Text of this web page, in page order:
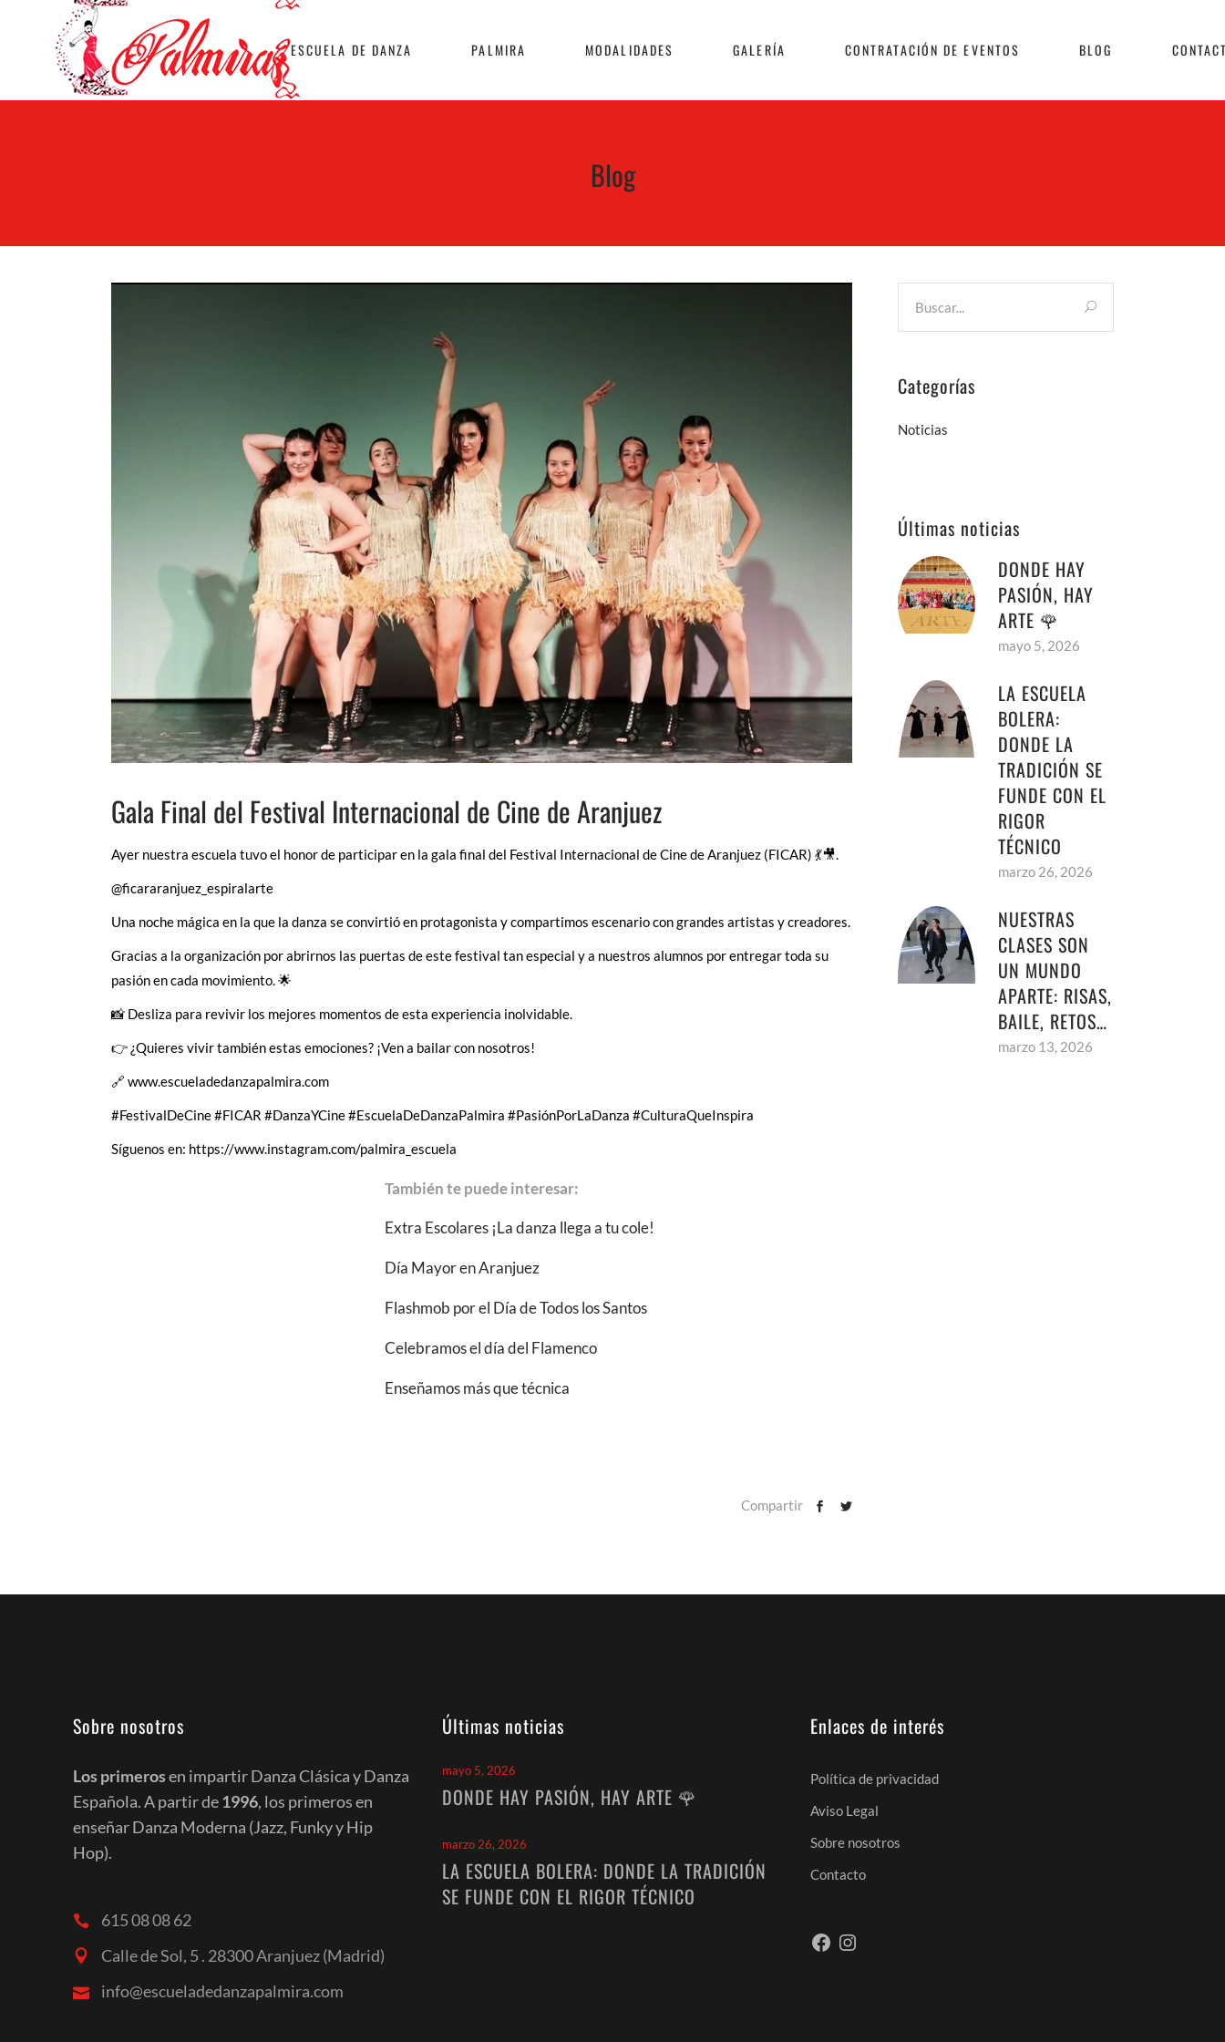
ESCUELA DE DANZA PALMIRA MODALIDADES GALERÍA CONTRATACIÓN DE EVENTOS BLOG
Blog
Gala Final del Festival Internacional de Cine de Aranjuez
Ayer nuestra escuela tuvo el honor de participar en la gala final del Festival Internacional de Cine de Aranjuez (FICAR) 💃🎥.
@ficararanjuez_espiralarte
Una noche mágica en la que la danza se convirtió en protagonista y compartimos escenario con grandes artistas y creadores.
Gracias a la organización por abrirnos las puertas de este festival tan especial y a nuestros alumnos por entregar toda su
pasión en cada movimiento. 🌟
📸 Desliza para revivir los mejores momentos de esta experiencia inolvidable.
👉 ¿Quieres vivir también estas emociones? ¡Ven a bailar con nosotros!
🔗 www.escueladedanzapalmira.com
#FestivalDeCine#FICAR #DanzaYCine#EscuelaDeDanzaPalmira #PasiónPorLaDanza #CulturaQueInspira
Síguenos en: https://www.instagram.com/palmira_escuela
También te puede interesar:
Extra Escolares ¡La danza llega a tu cole!
Día Mayor en Aranjuez
Flashmob por el Día de Todos los Santos
Celebramos el día del Flamenco
Enseñamos más que técnica
Compartir
Categorías
Noticias
Últimas noticias
DONDE HAY
PASIÓN, HAY
ARTE 🌹
mayo 5, 2026
LA ESCUELA
BOLERA:
DONDE LA
TRADICIÓN SE
FUNDE CON EL
RIGOR
TÉCNICO
marzo 26, 2026
NUESTRAS
CLASES SON
UN MUNDO
APARTE: RISAS,
BAILE, RETOS…
marzo 13, 2026
Sobre nosotros
Los primerosen impartir Danza Clásica y Danza
Española. A partir de1996, los primeros en
enseñar Danza Moderna (Jazz, Funky y Hip
Hop).
615 08 08 62
Calle de Sol, 5 . 28300 Aranjuez (Madrid)
info@escueladedanzapalmira.com
Últimas noticias
mayo 5, 2026
DONDE HAY PASIÓN, HAY ARTE 🌹
marzo 26, 2026
LA ESCUELA BOLERA: DONDE LA TRADICIÓN
SE FUNDE CON EL RIGOR TÉCNICO
Enlaces de interés
Política de privacidad
Aviso Legal
Sobre nosotros
Contacto
Facebook
Instagram